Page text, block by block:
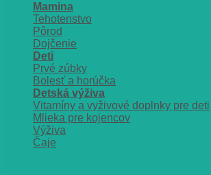
Mamina
Tehotenstvo
Pôrod
Dojčenie
Deti
Prvé zúbky
Bolesť a horúčka
Detská výživa
Vitamíny a vyživové doplnky pre deti
Mlieka pre kojencov
Výživa
Čaje